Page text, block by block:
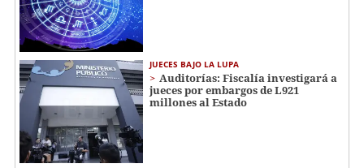
JUECES BAJO LA LUPA
Auditorías: Fiscalía investigará a
jueces por embargos de L921
millones al Estado